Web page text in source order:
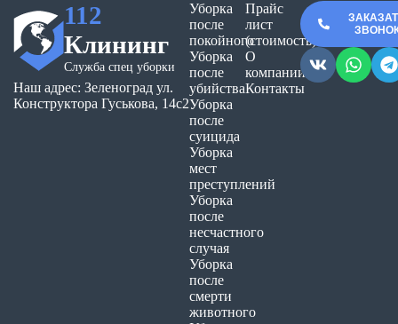
112
Клининг
Служба спец уборки
Наш адрес: Зеленоград ул.
Конструктора Гуськова, 14с2
Уборка
после
покойного
Уборка
после
убийства
Уборка
после
суицида
Уборка
мест
преступлений
Уборка
после
несчастного
случая
Уборка
после
смерти
животного
Прайс
лист
(стоимость)
О
компании
Контакты